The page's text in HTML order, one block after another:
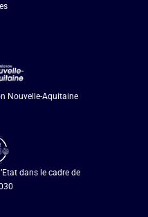
dans le cadre de
Nouvelle-Aquitaine